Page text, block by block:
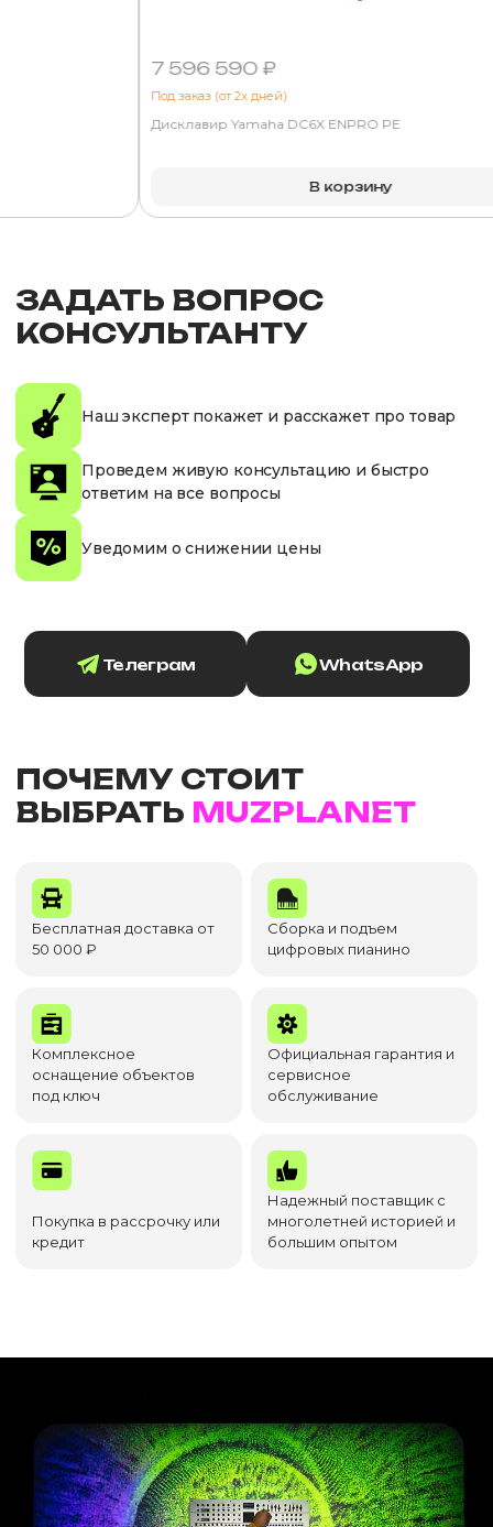
7 596 590 ₽
Под заказ (от 2х дней)
Дисклавир Yamaha DC6X ENPRO PE
В корзину
ЗАДАТЬ ВОПРОС
КОНСУЛЬТАНТУ
Наш эксперт покажет и расскажет про товар
Проведем живую консультацию и быстро
ответим на все вопросы
Уведомим о снижении цены
Телеграм WhatsApp
ПОЧЕМУ СТОИТ
ВЫБРАТЬ MUZPLANET
Бесплатная доставка от
50 000 ₽
Сборка и подъем
цифровых пианино
Комплексное
оснащение объектов
под ключ
Официальная гарантия и
сервисное
обслуживание
Покупка в рассрочку или
кредит
Надежный поставщик с
многолетней историей и
большим опытом